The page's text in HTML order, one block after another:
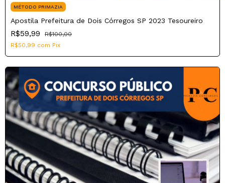
MÉTODO PRIMAZIA
Apostila Prefeitura de Dois Córregos SP 2023 Tesoureiro
R$59,99
R$100,00
R$50,99 com Pix